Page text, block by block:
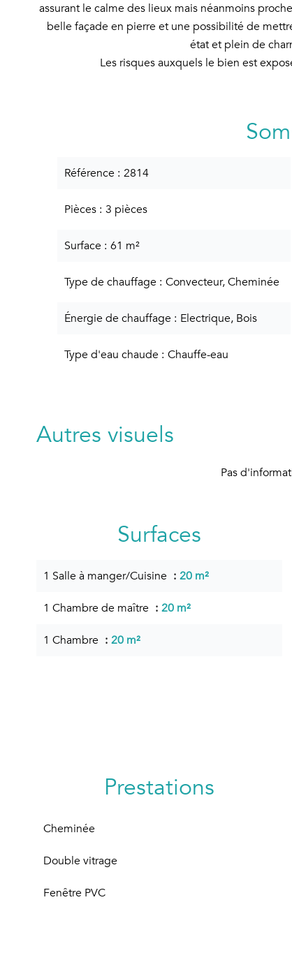
assurant le calme des lieux mais néanmoins
belle façade en pierre et une possibilité de
état et plein de
Les risques auxquels le bien est
Référence 2814
Pièces 3 pièces
Surface 61 m²
Type de chauffage Convecteur, Cheminée
Énergie de chauffage Electrique, Bois
Type d'eau chaude Chauffe-eau
Autres visuels
Pas
Surfaces
1 Salle à manger/Cuisine 20 m²
1 Chambre de maître 20 m²
1 Chambre 20 m²
Prestations
Cheminée
Double vitrage
Fenêtre PVC